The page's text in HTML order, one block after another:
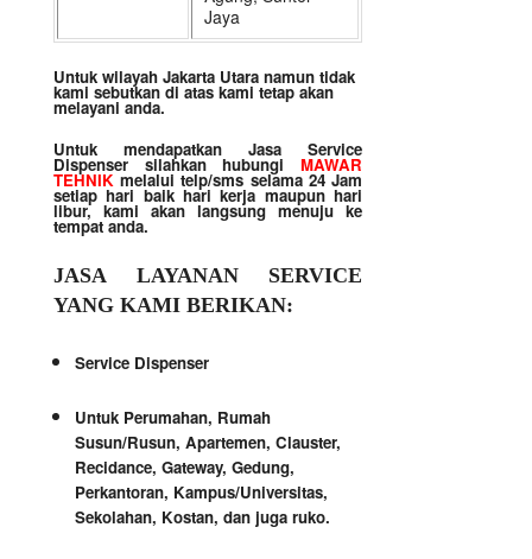
Jaya
Untuk wilayah Jakarta Utara namun tidak
kami sebutkan di atas kami tetap akan
melayani anda.
Untuk mendapatkan Jasa Service
Dispenser silahkan hubungi MAWAR
TEHNIKmelalui telp/sms selama 24 Jam
setiap hari baik hari kerja maupun hari
libur, kami akan langsung menuju ke
tempat anda.
JASA LAYANAN SERVICE
YANG KAMI BERIKAN:
Service Dispenser
Untuk Perumahan, Rumah
Susun/Rusun, Apartemen, Clauster,
Recidance, Gateway, Gedung,
Perkantoran, Kampus/Universitas,
Sekolahan, Kostan, dan juga ruko.